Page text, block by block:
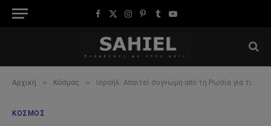
Facebook
X
Instagram
Pinterest
TumblrYouTube
Αρχική » Κόσμος » Ισραήλ: Απαιτεί συγνώμη από τη Ρωσία για τις δηλώσεις Λαβρόφ σχετικά με την εβραϊκή καταγωγή του Χίτλερ
ΚΌΣΜΟΣ